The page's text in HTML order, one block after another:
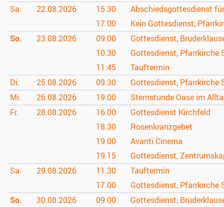
Sa.
22.08.2026 15.30
Abschiedsgottesdienst
17.00
Kein Gottesdienst,
So.
23.08.2026 09.00
Gottesdienst,
10.30
Gottesdienst, Pfarrkirche
11.45
Tauftermin
Di.
25.08.2026 09.30
Gottesdienst, Pfarrkirche
Mi.
26.08.2026 19.00
Sternstunde Oase im
Fr.
28.08.2026 16.00
Gottesdienst Kirchfeld
18.30
Rosenkranzgebet
19.00
Avanti Cinema
19.15
Gottesdienst,
Sa.
29.08.2026 11.30
Tauftermin
17.00
Gottesdienst, Pfarrkirche
So.
30.08.2026 09.00
Gottesdienst,